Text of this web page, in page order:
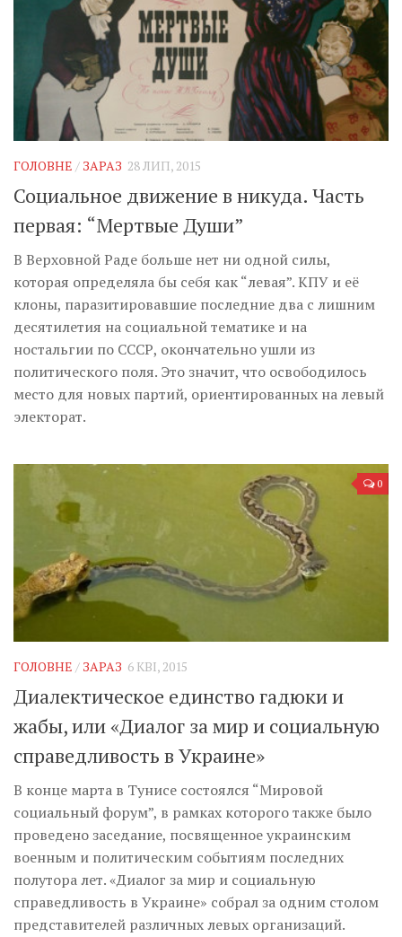
ГОЛОВНЕ / ЗАРАЗ 28 ЛИП, 2015
Социальное движение в никуда. Часть
первая: “Мертвые Души”
В Верховной Раде больше нет ни одной силы,
которая определяла бы себя как “левая”. КПУ и её
клоны, паразитировавшие последние два с лишним
десятилетия на социальной тематике и на
ностальгии по СССР, окончательно ушли из
политического поля. Это значит, что освободилось
место для новых партий, ориентированных на левый
электорат.
0
ГОЛОВНЕ / ЗАРАЗ 6 КВІ, 2015
Диалектическое единство гадюки и
жабы, или «Диалог за мир и социальную
справедливость в Украине»
В конце марта в Тунисе состоялся “Мировой
социальный форум”, в рамках которого также было
проведено заседание, посвященное украинским
военным и политическим событиям последних
полутора лет. «Диалог за мир и социальную
справедливость в Украине» собрал за одним столом
представителей различных левых организаций.